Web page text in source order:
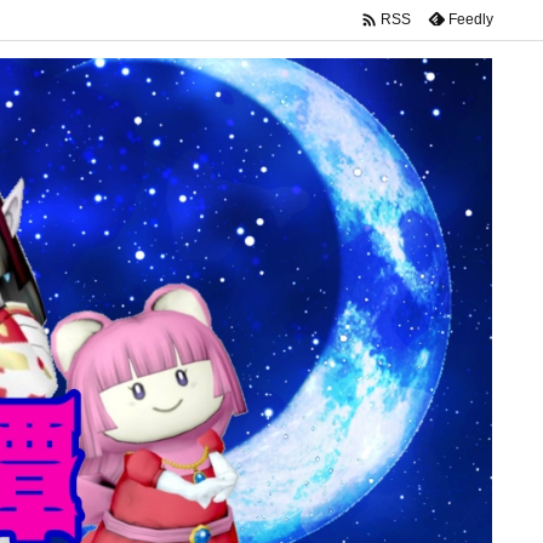
 RSS Feedly